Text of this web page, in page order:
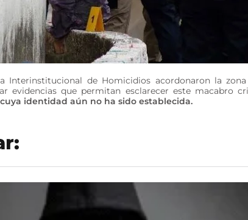
Interinstitucional de Homicidios acordonaron la
evidencias que permitan esclarecer este macabro
identidad aún no ha sido establecida.